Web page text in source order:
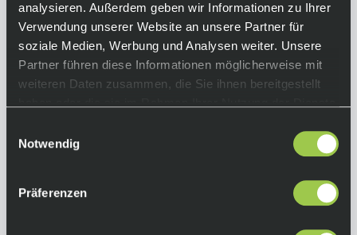
analysieren. Außerdem geben wir Informationen zu Ihrer
Verwendung unserer Website an unsere Partner für
soziale Medien, Werbung und Analysen weiter. Unsere
Partner führen diese Informationen möglicherweise mit
weiteren Daten zusammen, die Sie ihnen bereitgestellt
Notwendig
Präferenzen
Trek Madone SLR 7 Gen 8, Sram Force AXS PM,
Team Replica
Ab